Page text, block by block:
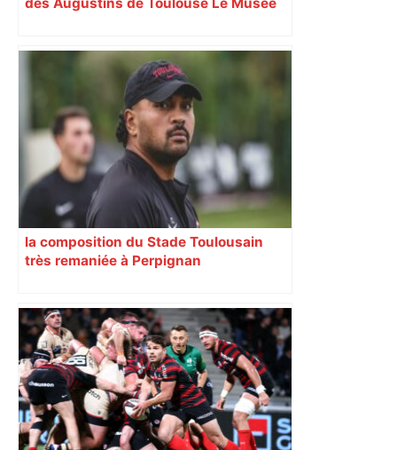
la composition du Stade Toulousain
très remaniée à Perpignan